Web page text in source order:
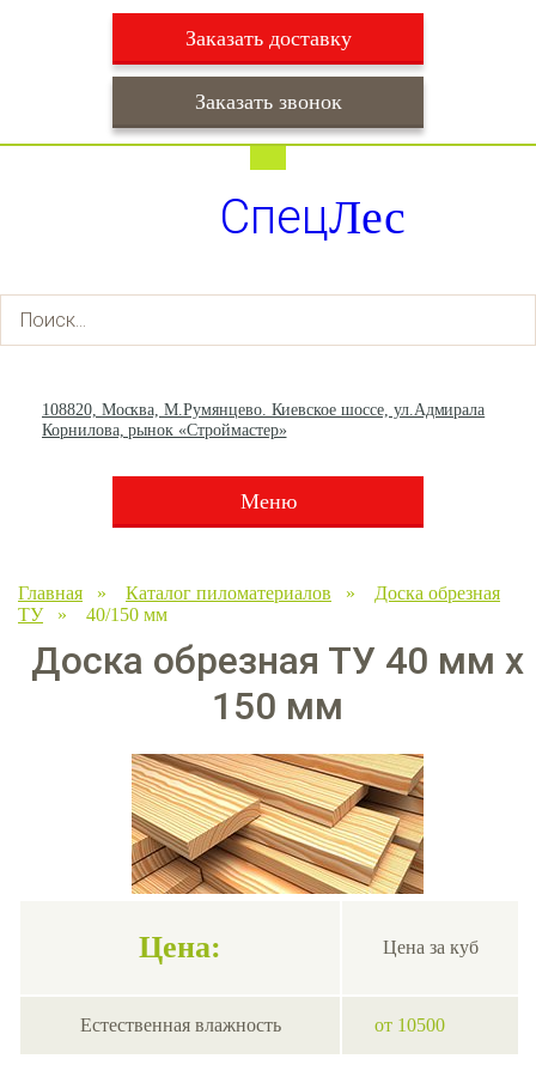
Заказать доставку
Заказать звонок
+7 (495) 003-36-93
СпецЛес
108820, Москва, М.Румянцево. Киевское шоссе, ул.Адмирала
Корнилова, рынок «Строймастер»
Меню
Главная » Каталог пиломатериалов » Доска обрезная
ТУ» 40/150 мм
Доска обрезная ТУ 40 мм х
150 мм
Цена: Цена за куб
Естественная влажность от 10500